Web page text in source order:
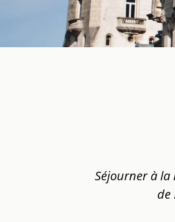
Séjourner à la
de